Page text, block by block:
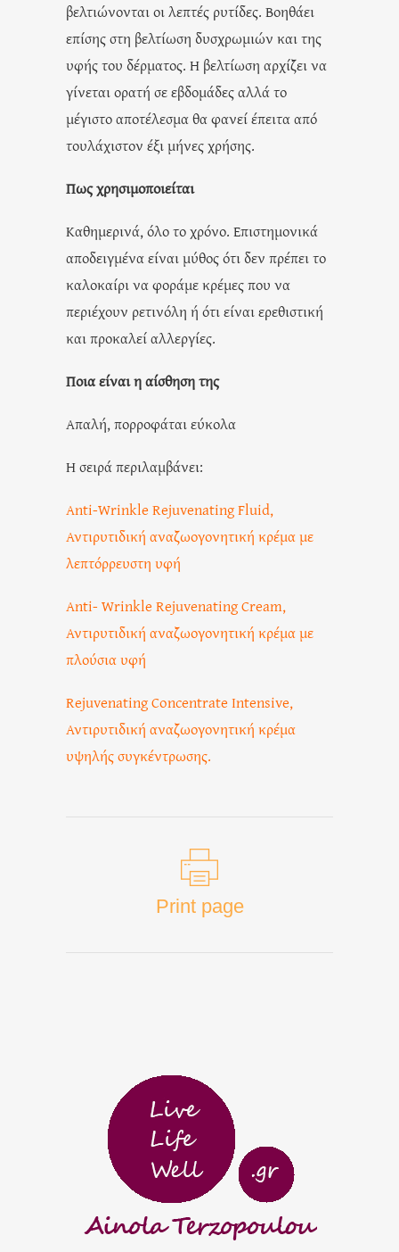
βελτιώνονται οι λεπτές ρυτίδες. Βοηθάει
επίσης στη βελτίωση δυσχρωμιών και της
υφής του δέρματος. Η βελτίωση αρχίζει να
γίνεται ορατή σε εβδομάδες αλλά το
μέγιστο αποτέλεσμα θα φανεί έπειτα από
τουλάχιστον έξι μήνες χρήσης.
Πως χρησιμοποιείται
Καθημερινά, όλο το χρόνο. Επιστημονικά
αποδειγμένα είναι μύθος ότι δεν πρέπει το
καλοκαίρι να φοράμε κρέμες που να
περιέχουν ρετινόλη ή ότι είναι ερεθιστική
και προκαλεί αλλεργίες.
Ποια είναι η αίσθηση της
Απαλή, πορροφάται εύκολα
Η σειρά περιλαμβάνει:
Anti-Wrinkle Rejuvenating Fluid,
Αντιρυτιδική αναζωογονητική κρέμα με
λεπτόρρευστη υφή
Anti- Wrinkle Rejuvenating Cream,
Αντιρυτιδική αναζωογονητική κρέμα με
πλούσια υφή
Rejuvenating Concentrate Intensive,
Αντιρυτιδική αναζωογονητική κρέμα
υψηλής συγκέντρωσης.
Print page